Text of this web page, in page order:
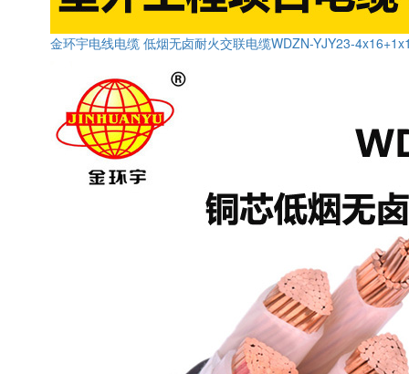
金环宇电线电缆 低烟无卤耐火交联电缆WDZN-YJY23-